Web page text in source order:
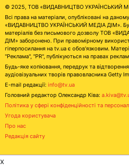
© 2025, ТОВ «ВИДАВНИЦТВО УКРАЇНСЬКИЙ
Всі права на матеріали, опубліковані на
«ВИДАВНИЦТВО УКРАЇНСЬКИЙ МЕДІА ДІМ».
матеріалів без письмового дозволу ТОВ
ДІМ» заборонено. При правомірному
гіперпосилання на tv.ua є обов'язковим.
"Реклама", "PR", публікуються на правах
Будь-яке копіювання, передрук та
аудіовізуальних творів правовласника Getty
E-mail редакції: info@tv.ua
Головний редактор Олександр Ківа:
Політика у сфері конфіденційності та
Угода користувача
Про нас
Редакція сайту
x